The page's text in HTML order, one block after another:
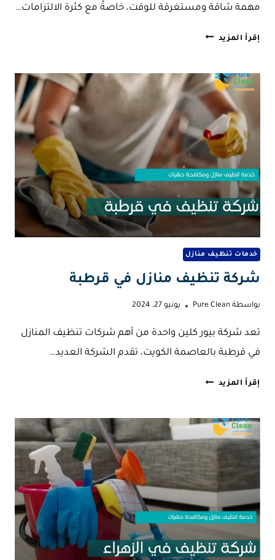
مهمة شاقة ومستغرقة للوقت، خاصةً مع كثرة الالتزامات…
إقرأ المزيد شركة
خدمات تنظيف منازل
شركة تنظيف منازل في قرطبة
بواسطة Pure Clean يونيو 27, 2024
تعد شركة بيور كلين واحدة من أهم شركات تنظيف المنازل
في قرطبة بالعاصمة الكويت، تقدم الشركة العديد…
إقرأ المزيد شركة
في
قرطبة